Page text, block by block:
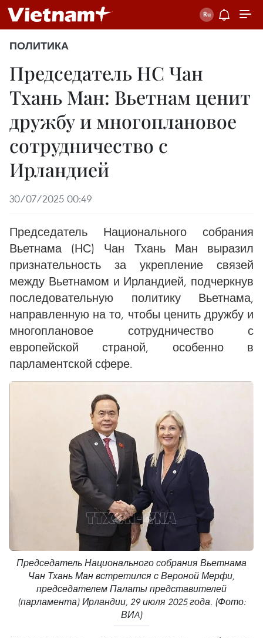
ПОЛИТИКА
Председатель НС Чан
Тхань Ман: Вьетнам ценит
дружбу и многоплановое
сотрудничество с
Ирландией
30/07/2025 00:49
Председатель Национального собрания
Вьетнама (НС) Чан Тхань Ман выразил
признательность за укрепление связей
между Вьетнамом и Ирландией, подчеркнув
последовательную политику Вьетнама,
направленную на то, чтобы ценить дружбу и
многоплановое сотрудничество с
европейской страной, особенно в
парламентской сфере.
Председатель Национального собрания Вьетнама
Чан Тхань Ман встретился с Вероной Мерфи,
председателем Палаты представителей
(парламента) Ирландии, 29 июля 2025 года. (Фото:
ВИA)